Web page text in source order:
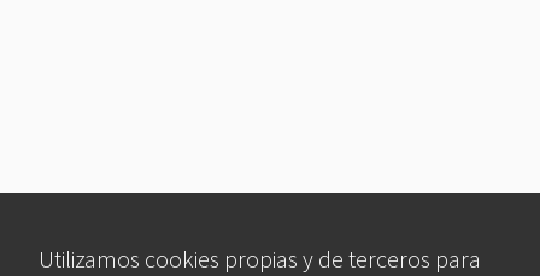
Utilizamos cookies propias y de terceros para